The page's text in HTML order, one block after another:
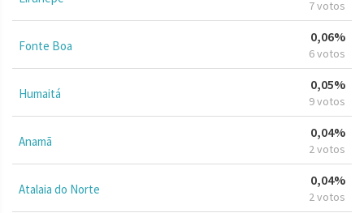
7 votos
Fonte Boa
0,06%
6 votos
Humaitá
0,05%
9 votos
Anamã
0,04%
2 votos
Atalaia do Norte
0,04%
2 votos